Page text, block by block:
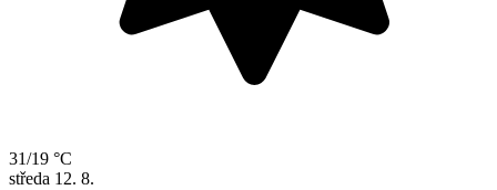
31/19 °C
středa 12. 8.